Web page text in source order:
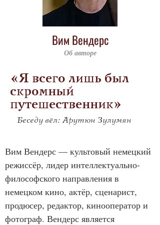
Вим Вендерс
Об авторе
«Я всего лишь был
скромный
путешественник»
Беседу вёл: Арутюн Зулумян
Вим Вендерс — культовый немецкий
режиссёр, лидер интеллектуально-
философского направления в
немецком кино, актёр, сценарист,
продюсер, редактор, кинооператор и
фотограф. Вендерс является